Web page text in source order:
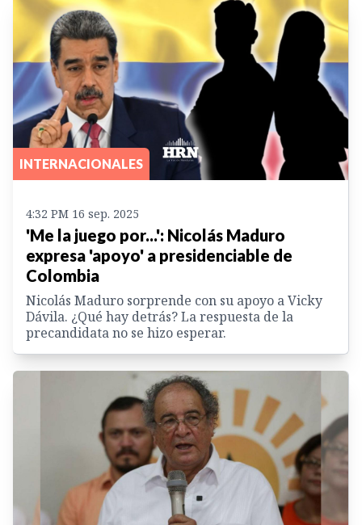
INTERNACIONALES
4:32 PM 16 sep. 2025
'Me la juego por...': Nicolás Maduro
expresa 'apoyo' a presidenciable de
Colombia
Nicolás Maduro sorprende con su apoyo a Vicky
Dávila. ¿Qué hay detrás? La respuesta de la
precandidata no se hizo esperar.